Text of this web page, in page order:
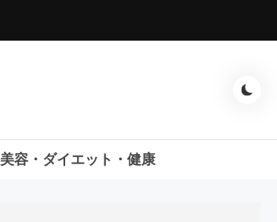
美容・ダイエット・健康